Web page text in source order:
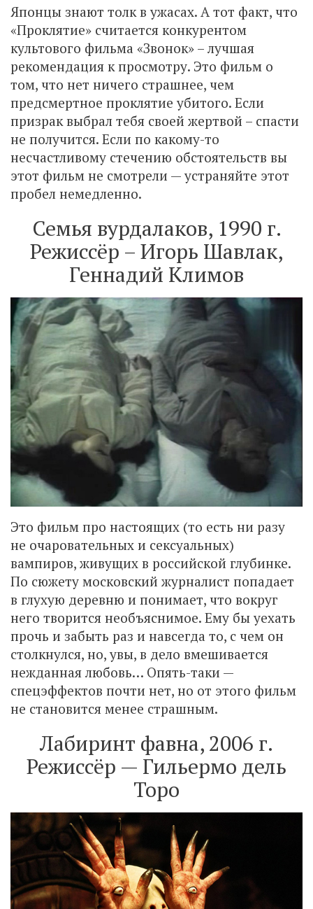
Японцы знают толк в ужасах. А тот факт, что
«Проклятие» считается конкурентом
культового фильма «Звонок» – лучшая
рекомендация к просмотру. Это фильм о
том, что нет ничего страшнее, чем
предсмертное проклятие убитого. Если
призрак выбрал тебя своей жертвой – спасти
не получится. Если по какому-то
несчастливому стечению обстоятельств вы
этот фильм не смотрели — устраняйте этот
пробел немедленно.
Семья вурдалаков, 1990 г.
Режиссёр – Игорь Шавлак,
Геннадий Климов
Это фильм про настоящих (то есть ни разу
не очаровательных и сексуальных)
вампиров, живущих в российской глубинке.
По сюжету московский журналист попадает
в глухую деревню и понимает, что вокруг
него творится необъяснимое. Ему бы уехать
прочь и забыть раз и навсегда то, с чем он
столкнулся, но, увы, в дело вмешивается
нежданная любовь… Опять-таки —
спецэффектов почти нет, но от этого фильм
не становится менее страшным.
Лабиринт фавна, 2006 г.
Режиссёр — Гильермо дель
Торо